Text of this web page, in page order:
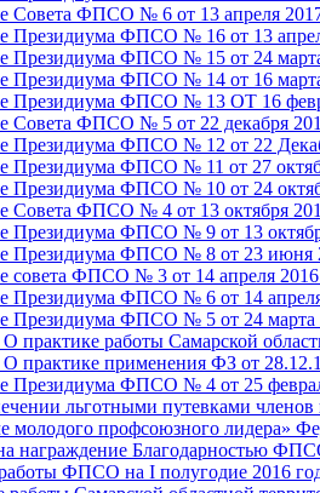
Совета ФПСО № 6 от 13 апреля
Президиума ФПСО № 16 от 13
Президиума ФПСО № 15 от 24
Президиума ФПСО № 14 от 16
Президиума ФПСО № 13 ОТ 16
Совета ФПСО № 5 от 22 декабря
Президиума ФПСО № 12 от 22
Президиума ФПСО № 11 от 27
Президиума ФПСО № 10 от 24
Совета ФПСО № 4 от 13 октября
Президиума ФПСО № 9 от 13
Президиума ФПСО № 8 от 23 июня
совета ФПСО № 3 от 14 апреля 2016
Президиума ФПСО № 6 от 14
Президиума ФПСО № 5 от 24 марта
О практике работы Самарской
О практике применения ФЗ от
Президиума ФПСО № 4 от 25
льготными путевками
молодого профсоюзного лидера»
награждение Благодарностью
ФПСО на I полугодие 2016